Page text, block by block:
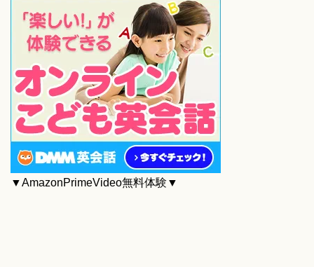
▼AmazonPrimeVideo無料体験▼